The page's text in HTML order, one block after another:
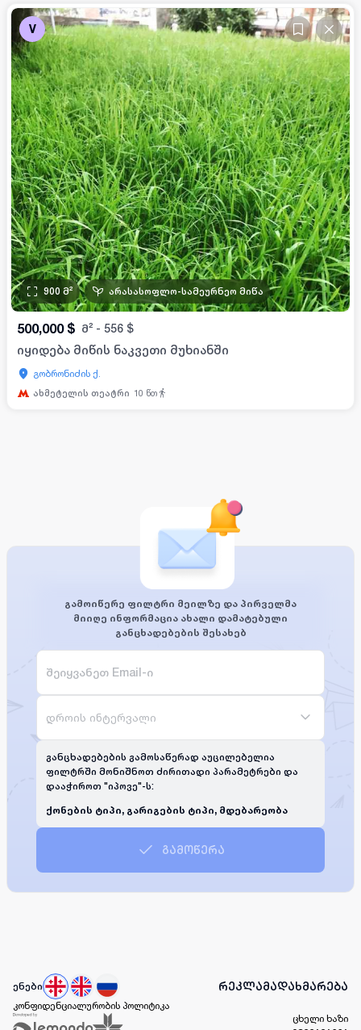
V
900 მ² არასასოფლო-სამეურნეო მიწა
500,000 $ მ² - 556 $
იყიდება მიწის ნაკვეთი მუხიანში
გობრონიძის ქ.
ახმეტელის თეატრი 10 წთ
გამოიწერე ფილტრი მეილზე და პირველმა
მიიღე ინფორმაცია ახალი დამატებული
განცხადებების შესახებ
დროის ინტერვალი
განცხადებების გამოსაწერად აუცილებელია
ფილტრში მონიშნოთ ძირითადი პარამეტრები და
დააჭიროთ "იპოვე"-ს:
ქონების ტიპი, გარიგების ტიპი, მდებარეობა
გამოწერა
ენები რეკლამადახმარება
კონფიდენციალურობის პოლიტიკა
ცხელი ხაზი